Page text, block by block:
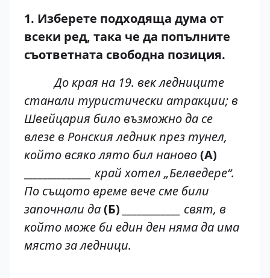
1. Изберете подходяща дума от
всеки ред, така че да попълните
съответната свободна позиция.
До края на 19. век ледниците
станали туристически атракции; в
Швейцария било възможно да се
влезе в Ронския ледник през тунел,
който всяко лято бил наново(А)
______________ край хотел „Белведере“.
По същото време вече сме били
започнали да(Б) ____________ свят, в
който може би един ден няма да има
място за ледници.